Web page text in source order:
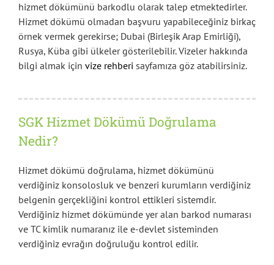
hizmet dökümünü barkodlu olarak talep etmektedirler.
Hizmet dökümü olmadan başvuru yapabileceğiniz birkaç
örnek vermek gerekirse; Dubai (Birleşik Arap Emirliği),
Rusya, Küba gibi ülkeler gösterilebilir. Vizeler hakkında
bilgi almak için vize rehberi sayfamıza göz atabilirsiniz.
SGK Hizmet Dökümü Doğrulama
Nedir?
Hizmet dökümü doğrulama, hizmet dökümünü
verdiğiniz konsolosluk ve benzeri kurumların verdiğiniz
belgenin gerçekliğini kontrol ettikleri sistemdir.
Verdiğiniz hizmet dökümünde yer alan barkod numarası
ve TC kimlik numaranız ile e-devlet sisteminden
verdiğiniz evrağın doğruluğu kontrol edilir.